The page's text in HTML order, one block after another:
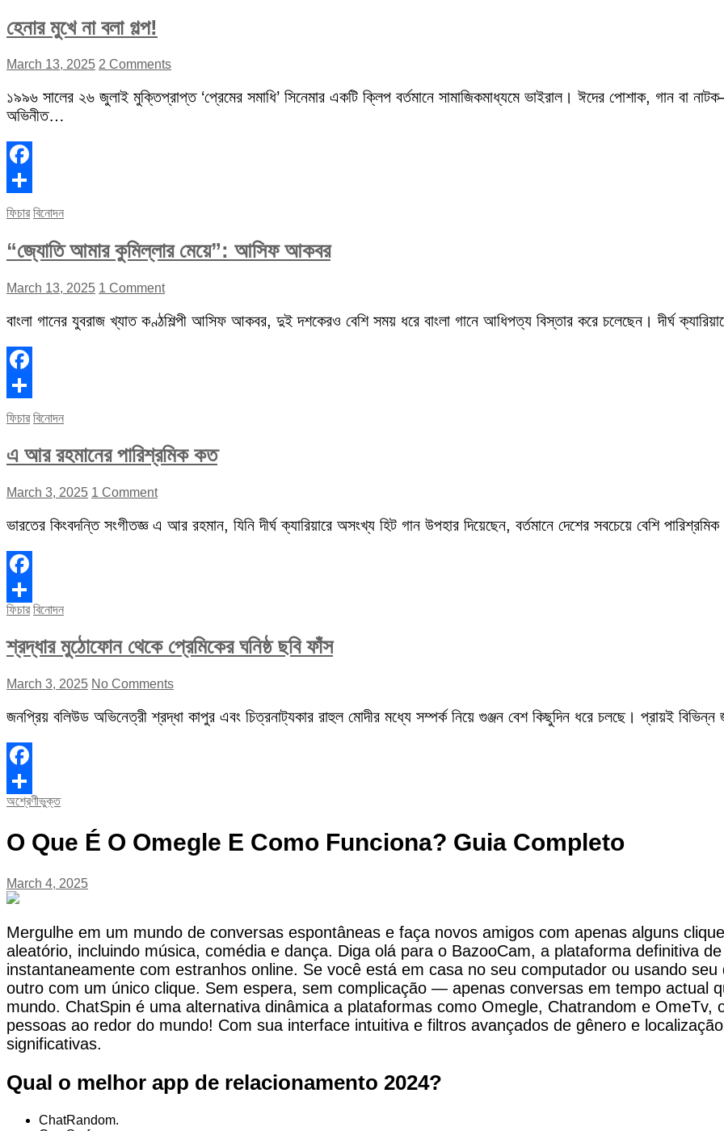
হেনার মুখে না বলা গল্প!
March 13, 2025 2 Comments
১৯৯৬ সালের ২৬ জুলাই মুক্তিপ্রাপ্ত ‘প্রেমের সমাধি’ সিনেমার একটি ক্লিপ বর্তমানে সামাজিকমাধ্যমে ভাইরাল। ঈদের পোশাক, গান বা
অভিনীত…
Facebook
Share
ফিচার বিনোদন
“জ্যোতি আমার কুমিল্লার মেয়ে”: আসিফ আকবর
March 13, 2025 1 Comment
বাংলা গানের যুবরাজ খ্যাত কণ্ঠশিল্পী আসিফ আকবর, দুই দশকেরও বেশি সময় ধরে বাংলা গানে আধিপত্য বিস্তার করে চলেছেন। দীর্ঘ
Facebook
Share
ফিচার বিনোদন
এ আর রহমানের পারিশ্রমিক কত
March 3, 2025 1 Comment
ভারতের কিংবদন্তি সংগীতজ্ঞ এ আর রহমান, যিনি দীর্ঘ ক্যারিয়ারে অসংখ্য হিট গান উপহার দিয়েছেন, বর্তমানে দেশের সবচেয়ে বেশি
Facebook
Share
ফিচার বিনোদন
শ্রদ্ধার মুঠোফোন থেকে প্রেমিকের ঘনিষ্ঠ ছবি ফাঁস
March 3, 2025 No Comments
জনপ্রিয় বলিউড অভিনেত্রী শ্রদ্ধা কাপুর এবং চিত্রনাট্যকার রাহুল মোদীর মধ্যে সম্পর্ক নিয়ে গুঞ্জন বেশ কিছুদিন ধরে চলছে। প্রায়ই
Facebook
Share
অশ্রেণীভুক্ত
O Que É O Omegle E Como Funciona? Guia Completo
March 4, 2025
Mergulhe em um mundo de conversas espontâneas e faça novos amigos com apenas alguns
aleatório, incluindo música, comédia e dança. Diga olá para o BazooCam, a plataforma definitiva
instantaneamente com estranhos online. Se você está em casa no seu computador ou usando
outro com um único clique. Sem espera, sem complicação — apenas conversas em tempo actual
mundo. ChatSpin é uma alternativa dinâmica a plataformas como Omegle, Chatrandom e
pessoas ao redor do mundo! Com sua interface intuitiva e filtros avançados de gênero e
significativas.
Qual o melhor app de relacionamento 2024?
ChatRandom.